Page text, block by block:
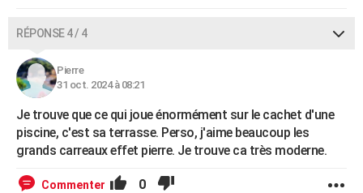
RÉPONSE 4 / 4
Pierre
31 oct. 2024 à 08:21
Je trouve que ce qui joue énormément sur le cachet d'une
piscine, c'est sa terrasse. Perso, j'aime beaucoup les
grands carreaux effet pierre. Je trouve ca très moderne.
Commenter 0